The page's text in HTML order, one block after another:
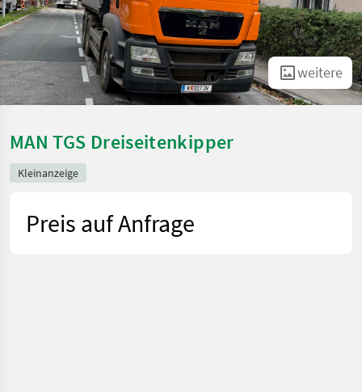
weitere
MAN TGS Dreiseitenkipper
Kleinanzeige
Preis auf Anfrage